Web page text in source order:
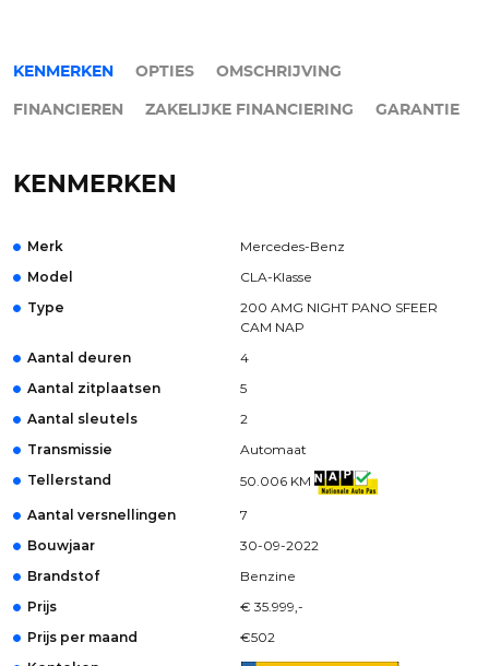
KENMERKEN OPTIES OMSCHRIJVING
FINANCIEREN ZAKELIJKE FINANCIERING GARANTIE
KENMERKEN
Merk
Mercedes-Benz
Model
CLA-Klasse
Type
200 AMG NIGHT PANO SFEER
CAM NAP
Aantal deuren
4
Aantal zitplaatsen
5
Aantal sleutels
2
Transmissie
Automaat
Tellerstand
50.006 KM
Aantal versnellingen
7
Bouwjaar
30-09-2022
Brandstof
Benzine
Prijs
€ 35.999,-
Prijs per maand
€502